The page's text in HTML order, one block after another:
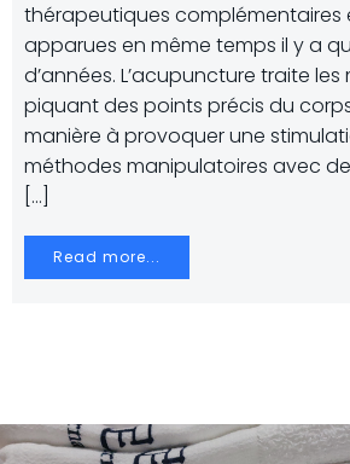
thérapeutiques complémentaires
apparues en même temps il y a
d’années. L’acupuncture traite
piquant des points précis du
manière à provoquer une
méthodes manipulatoires avec
[…]
Read more...